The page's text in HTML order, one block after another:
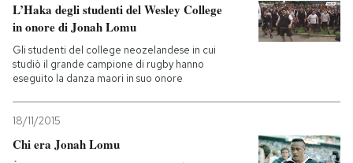
SHOP
CALENDARIO
Entra
L’Haka degli studenti del Wesley College
in onore di Jonah Lomu
Gli studenti del college neozelandese in cui
studiò il grande campione di rugby hanno
eseguito la danza maori in suo onore
18/11/2015
Chi era Jonah Lomu